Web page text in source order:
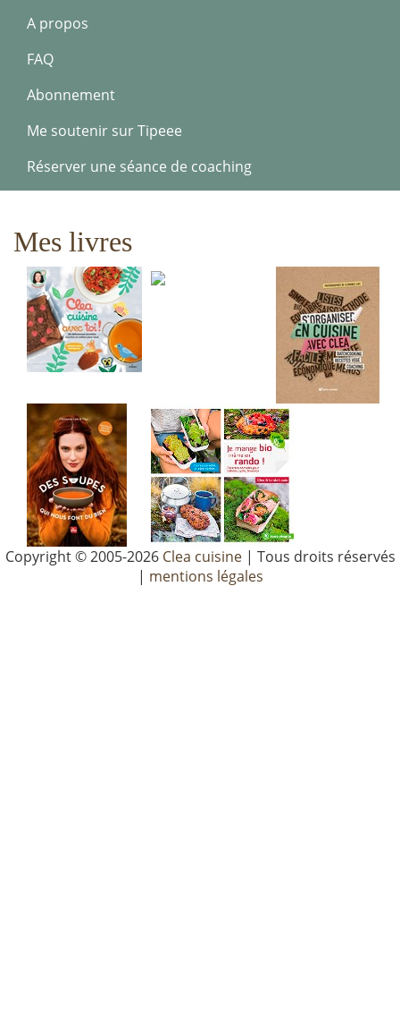
A propos
FAQ
Abonnement
Me soutenir sur Tipeee
Réserver une séance de coaching
Mes livres
Copyright © 2005-2026 Clea cuisine| Tous droits réservés
| mentions légales